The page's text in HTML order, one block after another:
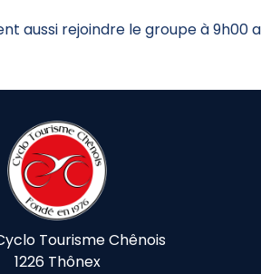
aussi rejoindre le groupe à 9h00
Tourisme Chênois
1226 Thônex